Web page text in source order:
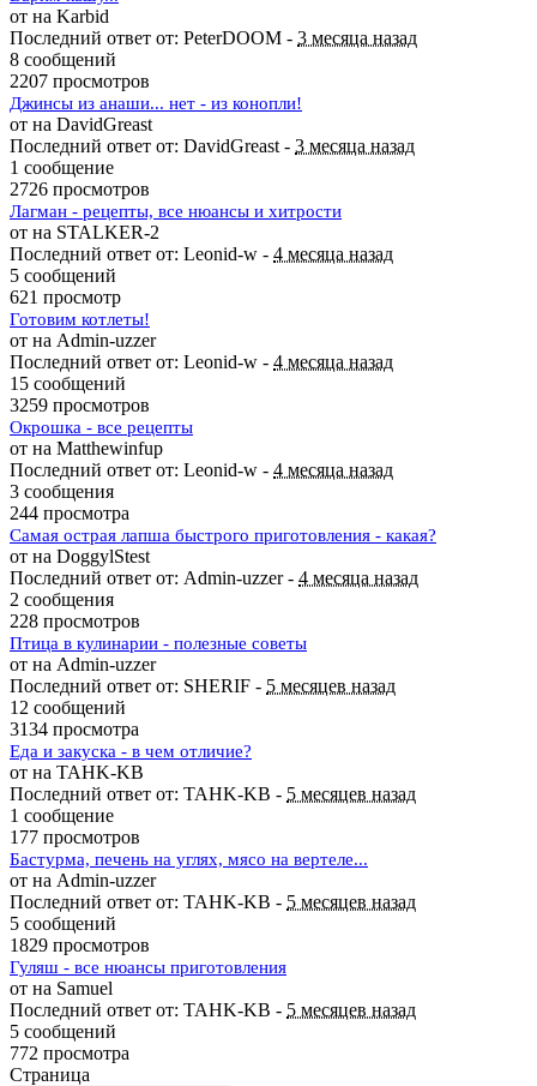
от на Karbid
Последний ответ от: PeterDOOM - 3 месяца назад
8 сообщений
2207 просмотров
Джинсы из анаши... нет - из конопли!
от на DavidGreast
Последний ответ от: DavidGreast - 3 месяца назад
1 сообщение
2726 просмотров
Лагман - рецепты, все нюансы и хитрости
от на STALKER-2
Последний ответ от: Leonid-w - 4 месяца назад
5 сообщений
621 просмотр
Готовим котлеты!
от на Admin-uzzer
Последний ответ от: Leonid-w - 4 месяца назад
15 сообщений
3259 просмотров
Окрошка - все рецепты
от на Matthewinfup
Последний ответ от: Leonid-w - 4 месяца назад
3 сообщения
244 просмотра
Самая острая лапша быстрого приготовления - какая?
от на DoggylStest
Последний ответ от: Admin-uzzer - 4 месяца назад
2 сообщения
228 просмотров
Птица в кулинарии - полезные советы
от на Admin-uzzer
Последний ответ от: SHERIF - 5 месяцев назад
12 сообщений
3134 просмотра
Еда и закуска - в чем отличие?
от на TAHK-KB
Последний ответ от: TAHK-KB - 5 месяцев назад
1 сообщение
177 просмотров
Бастурма, печень на углях, мясо на вертеле...
от на Admin-uzzer
Последний ответ от: TAHK-KB - 5 месяцев назад
5 сообщений
1829 просмотров
Гуляш - все нюансы приготовления
от на Samuel
Последний ответ от: TAHK-KB - 5 месяцев назад
5 сообщений
772 просмотра
Страница